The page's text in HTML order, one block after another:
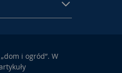
i ogród”. W